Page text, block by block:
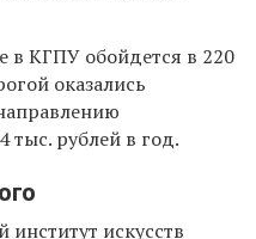
в КГПУ обойдется в 220
оказались
тыс. рублей в год.
искусств